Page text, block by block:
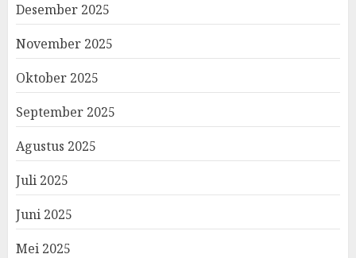
Desember 2025
November 2025
Oktober 2025
September 2025
Agustus 2025
Juli 2025
Juni 2025
Mei 2025